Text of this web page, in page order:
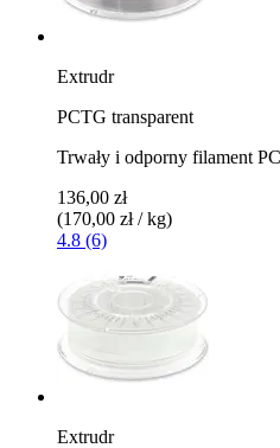
Extrudr
PCTG transparent
Trwały i odporny filament
136,00 zł
(170,00 zł / kg)
4.8 (6)
Extrudr